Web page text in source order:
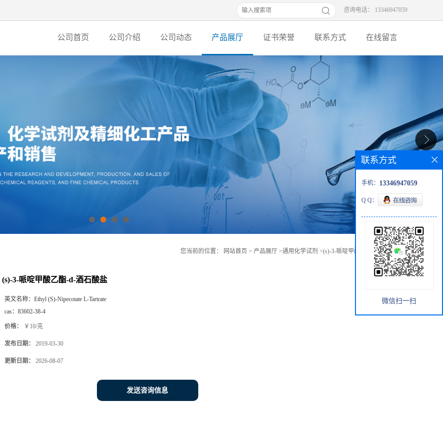
咨询电话： 13346947059
公司首页 公司介绍 公司动态 产品展厅 证书荣誉 联系方式 在线留言
您当前的位置： 网站首页 > 产品展厅 >通用化学试剂 >(s)-3-哌啶甲酸乙酯-d-酒石酸盐
(s)-3-哌啶甲酸乙酯-d-酒石酸盐
英文名称： Ethyl (S)-Nipecotate L-Tartrate
cas： 83602-38-4
价格： ￥10/克
发布日期： 2019-03-30
更新日期： 2026-08-07
发送咨询信息
联系方式
手机： 13346947059
Q Q：
微信扫一扫